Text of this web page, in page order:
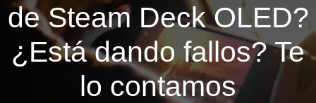
de Steam Deck OLED?
¿Está dando fallos? Te
lo contamos